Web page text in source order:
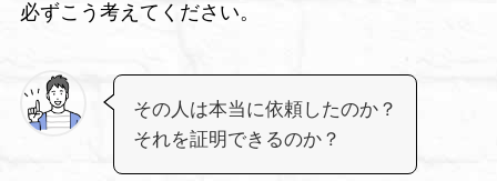
必ずこう考えてください。
その人は本当に依頼したのか？
それを証明できるのか？